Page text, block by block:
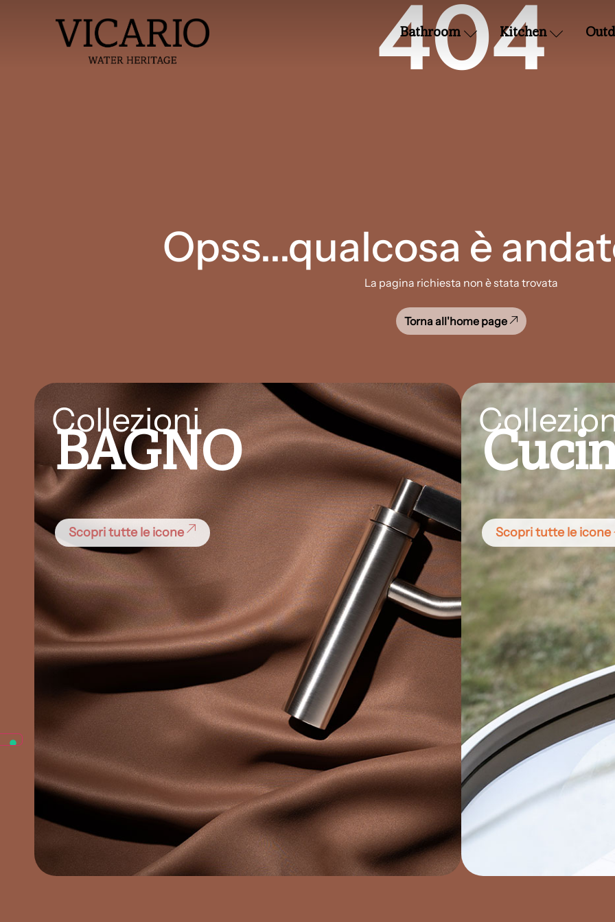
Bathroom Kitchen
404
Opss...qualcosa è
La pagina richiesta non è stata trovata
Torna all'home page
Collezioni
BAGNO
Scopri tutte le icone Scopri tutte le icone